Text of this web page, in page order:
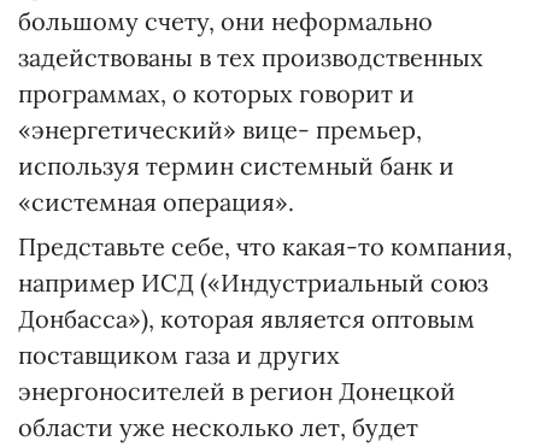
большому счету, они неформально
задействованы в тех производственных
программах, о которых говорит и
«энергетический» вице- премьер,
используя термин системный банк и
«системная операция».
Представьте себе, что какая-то компания,
например ИСД («Индустриальный союз
Донбасса»), которая является оптовым
поставщиком газа и других
энергоносителей в регион Донецкой
области уже несколько лет, будет